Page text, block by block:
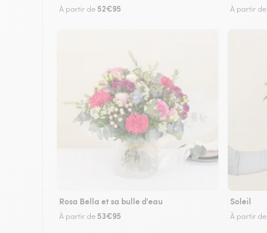
À partir de 52€95 À partir de
Rosa Bella et sa bulle d'eau
À partir de 53€95
Soleil
À partir de